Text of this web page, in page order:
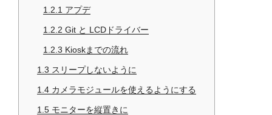
1.2.1 アプデ
1.2.2 Git と LCDドライバー
1.2.3 Kioskまでの流れ
1.3 スリープしないように
1.4 カメラモジュールを使えるようにする
1.5 モニターを縦置きに